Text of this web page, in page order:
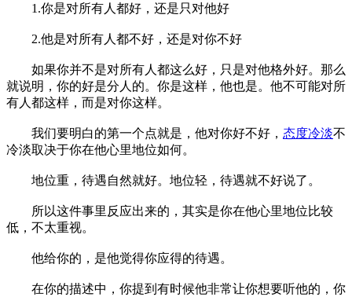
1.你是对所有人都好，还是只对他好
2.他是对所有人都不好，还是对你不好
如果你并不是对所有人都这么好，只是对他格外好。那么
就说明，你的好是分人的。你是这样，他也是。他不可能对所
有人都这样，而是对你这样。
我们要明白的第一个点就是，他对你好不好， 态度冷淡不
冷淡取决于你在他心里地位如何。
地位重，待遇自然就好。地位轻，待遇就不好说了。
所以这件事里反应出来的，其实是你在他心里地位比较
低，不太重视。
他给你的，是他觉得你应得的待遇。
在你的描述中，你提到有时候他非常让你想要听他的，你